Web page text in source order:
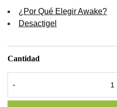
¿Por Qué Elegir Awake?
Desactigel
Cantidad
-